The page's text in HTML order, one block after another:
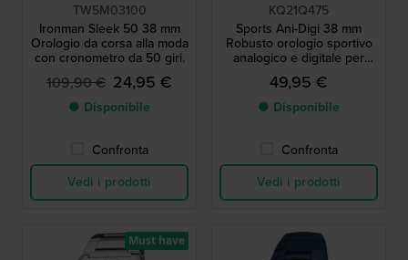
TW5M03100
Ironman Sleek 50 38 mm
Orologio da corsa alla moda
con cronometro da 50 giri.
109,90 € 24,95 €
● Disponibile
Confronta
Vedi i prodotti
KQ21Q475
Sports Ani-Digi 38 mm
Robusto orologio sportivo
analogico e digitale per
ragazzi
49,95 €
● Disponibile
Confronta
Vedi i prodotti
Must have